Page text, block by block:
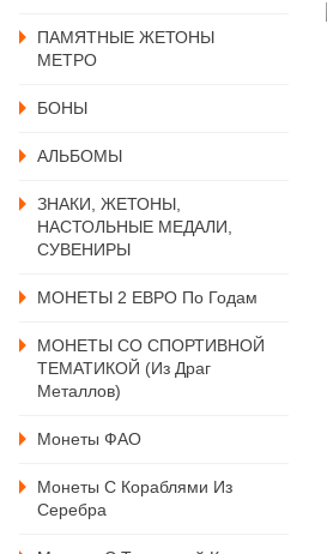
ПАМЯТНЫЕ ЖЕТОНЫ
МЕТРО
БОНЫ
АЛЬБОМЫ
ЗНАКИ, ЖЕТОНЫ,
НАСТОЛЬНЫЕ МЕДАЛИ,
СУВЕНИРЫ
МОНЕТЫ 2 ЕВРО По Годам
МОНЕТЫ СО СПОРТИВНОЙ
ТЕМАТИКОЙ (из Драг
Металлов)
Монеты ФАО
Монеты С Кораблями Из
Серебра